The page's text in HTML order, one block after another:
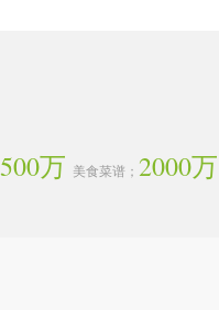
500万 美食菜谱； 2000万